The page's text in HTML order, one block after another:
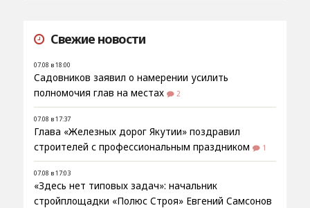
Свежие новости
07.08 в 18:00
Садовников заявил о намерении усилить
полномочия глав на местах
2
07.08 в 17:37
Глава «Железных дорог Якутии» поздравил
строителей с профессиональным праздником
1
07.08 в 17:03
«Здесь нет типовых задач»: начальник
стройплощадки «Полюс Строя» Евгений Самсонов